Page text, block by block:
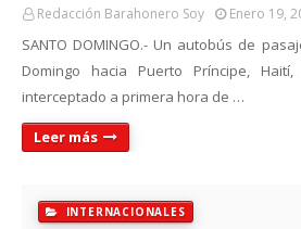
Redacción Barahonero Soy Enero 19,
SANTO DOMINGO.- Un autobús de
Domingo hacia Puerto Príncipe,
interceptado a primera hora de …
Leer más
INTERNACIONALES